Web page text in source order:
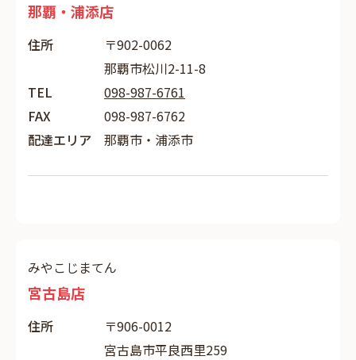
那覇・浦添店
住所
〒902-0062
那覇市松川2-11-8
TEL
098-987-6761
FAX
098-987-6762
配達エリア
那覇市・浦添市
みやこじまてん
宮古島店
住所
〒906-0012
宮古島市平良西里259